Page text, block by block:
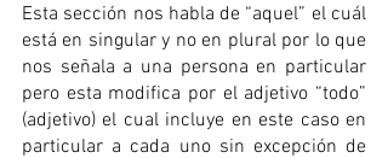
Esta sección nos habla de “aquel” el cuál
está en singular y no en plural por lo que
nos señala a una persona en particular
pero esta modifica por el adjetivo “todo”
(adjetivo) el cual incluye en este caso en
particular a cada uno sin excepción de